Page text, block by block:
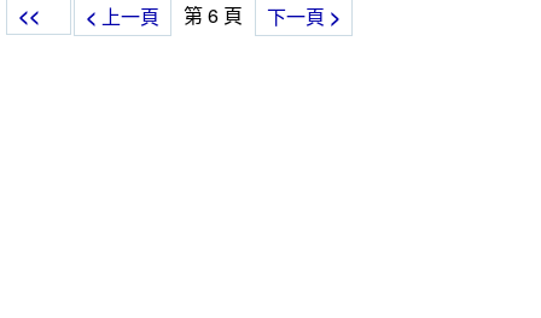
<< < 上一頁 第 6 頁 下一頁 >